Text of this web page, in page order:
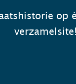
op
verzamelsite!